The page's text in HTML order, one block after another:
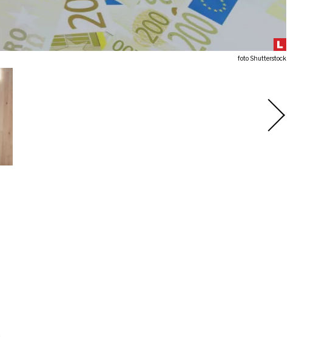
foto Shutterstock